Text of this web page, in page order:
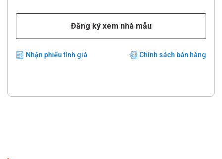
Đăng ký xem nhà mẫu
Nhận phiếu tính giá Chính sách bán hàng